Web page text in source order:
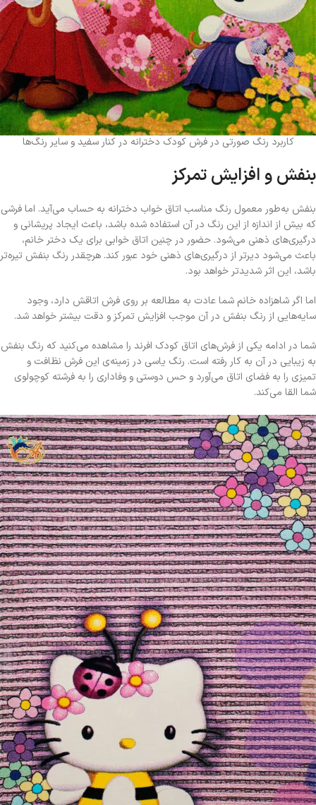
کاربرد رنگ صورتی در فرش کودک دخترانه در کنار سفید و سایر رنگ‌ها
بنفش و افزایش تمرکز
بنفش به‌طور معمول رنگ مناسب اتاق خواب دخترانه به‌ حساب می‌آید. اما فرشی
که بیش از اندازه از این رنگ در آن استفاده شده‌ باشد، باعث ایجاد پریشانی و
درگیری‌های ذهنی می‌شود. حضور در چنین اتاق خوابی برای یک دختر خانم،
باعث می‌شود دیرتر از درگیری‌های ذهنی خود عبور کند. هرچقدر رنگ بنفش تیره‌تر
باشد، این اثر شدیدتر خواهد بود.
اما اگر شاهزاده خانم شما عادت به مطالعه بر روی فرش اتاقش دارد، وجود
سایه‌هایی از رنگ بنفش در آن موجب افزایش تمرکز و دقت بیشتر خواهد شد.
شما در ادامه یکی از فرش‌های اتاق کودک افرند را مشاهده می‌کنید که رنگ بنفش
به زیبایی در آن به کار رفته است. رنگ یاسی در زمینه‌ی این فرش نظافت و
تمیزی را به فضای اتاق می‌آورد و حس دوستی و وفاداری را به فرشته کوچولوی
شما القا می‌کند.